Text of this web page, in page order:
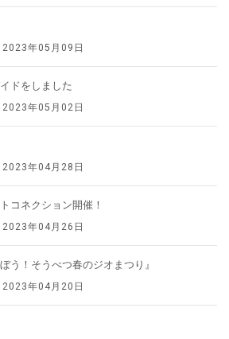
2023年05月09日
ドをしました
2023年05月02日
2023年04月28日
コネクション開催！
2023年04月26日
う！そうべつ春のジオまつり』
2023年04月20日